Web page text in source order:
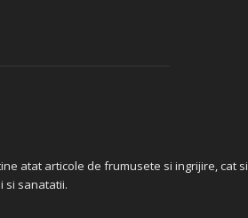
atat articole de frumusete si ingrijire, cat si
si sanatatii.